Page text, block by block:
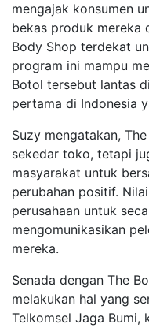
mengajak konsumen
bekas produk mereka
Body Shop terdekat
program ini mampu
Botol tersebut lantas
pertama di Indonesia
Suzy mengatakan,
sekedar toko, tetapi
masyarakat untuk
perubahan positif.
perusahaan untuk
mengomunikasikan
mereka.
Senada dengan The
melakukan hal yang
Telkomsel Jaga Bumi,